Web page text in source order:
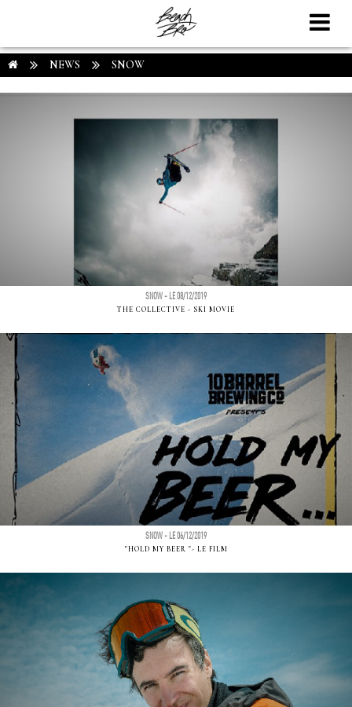
NEWS SNOW
SNOW - LE 08/12/2019
THE COLLECTIVE - SKI MOVIE
SNOW - LE 06/12/2019
"HOLD MY BEER "- LE FILM